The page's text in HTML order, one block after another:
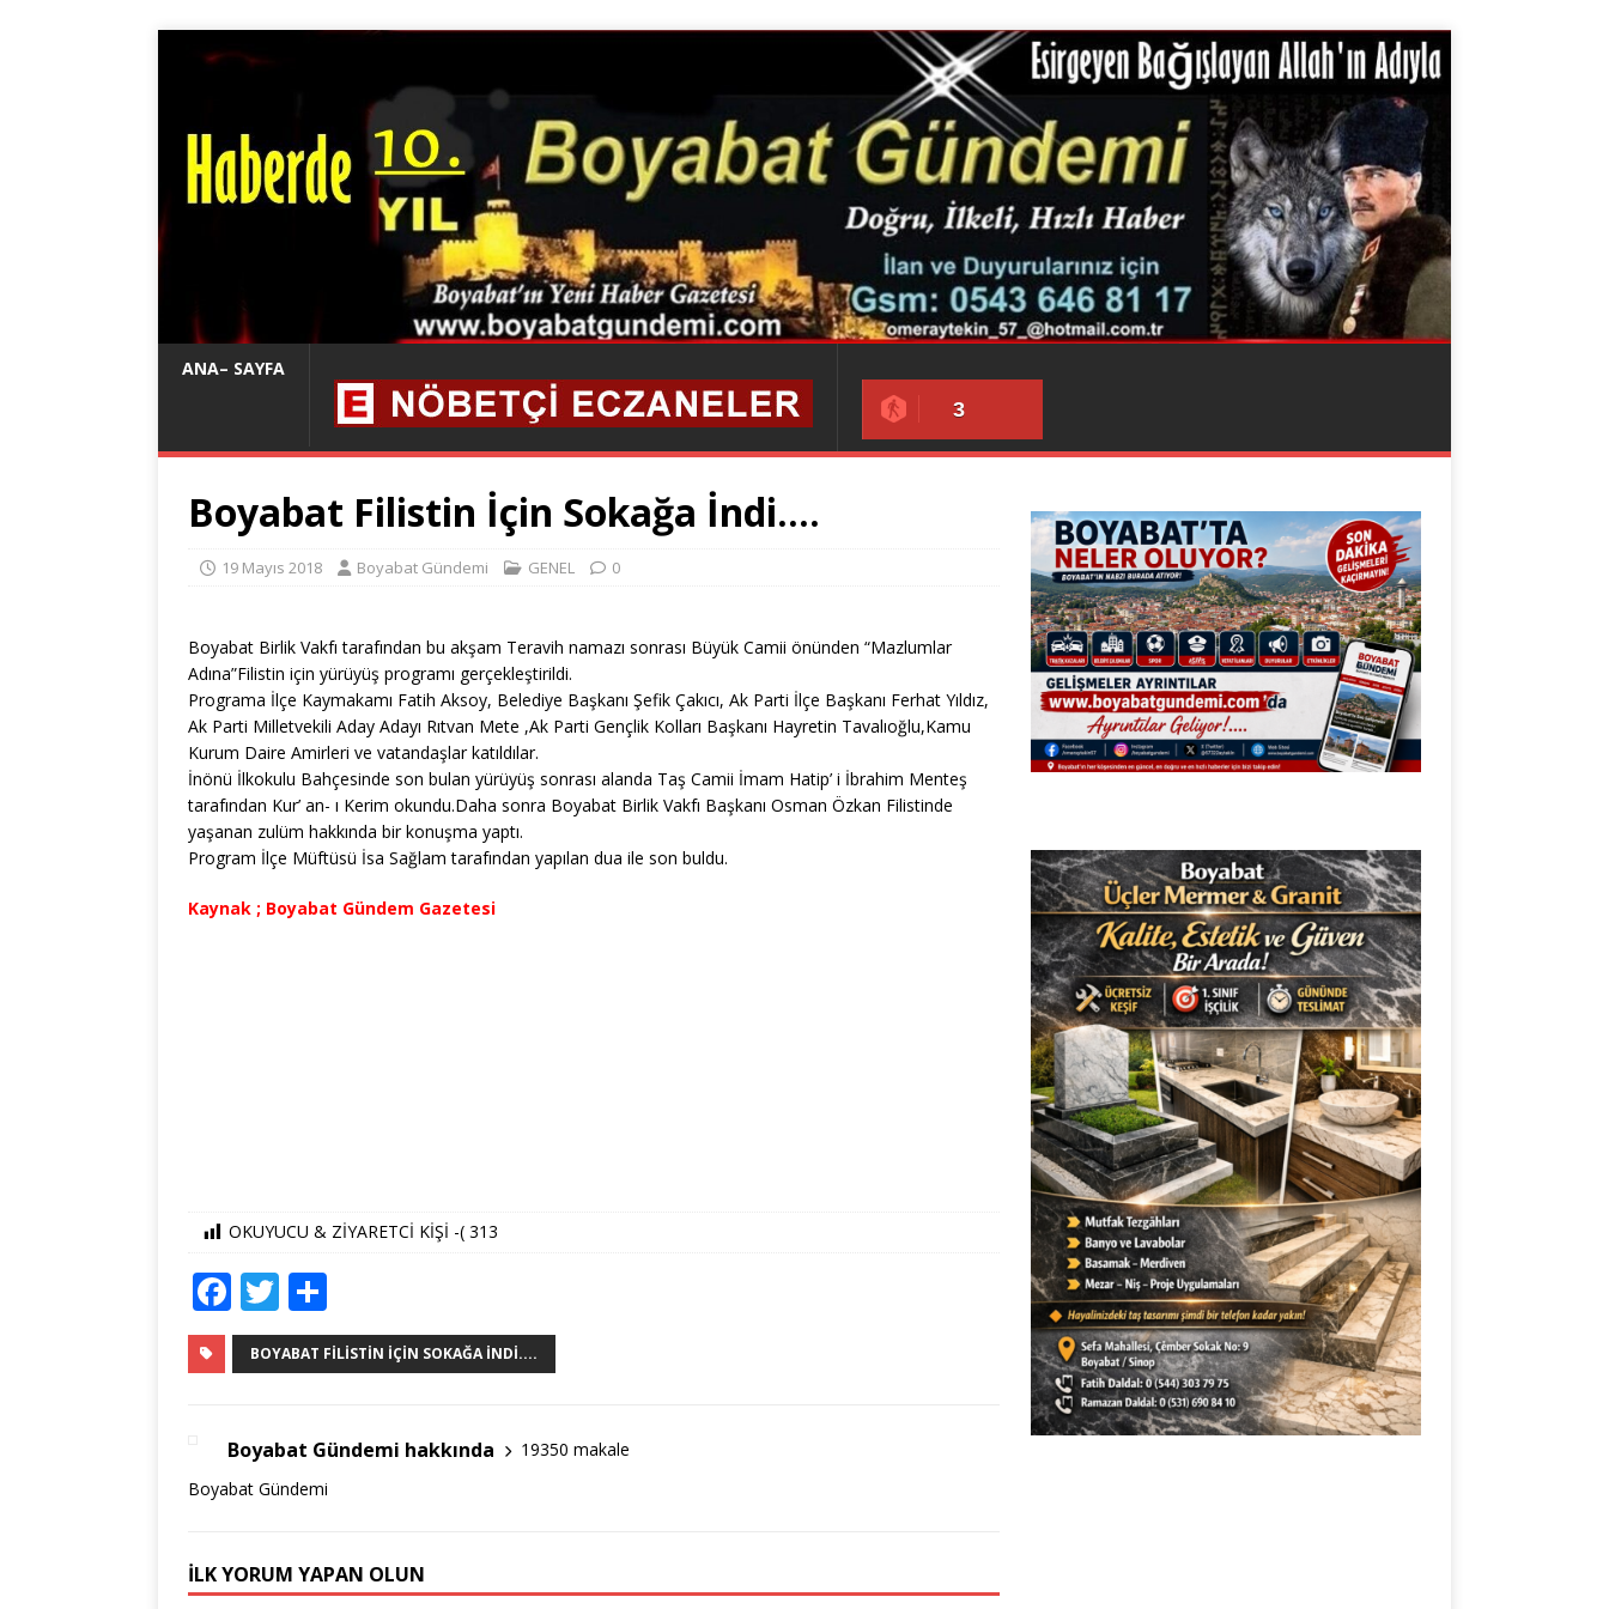
ANA– SAYFA
3
Boyabat Filistin İçin Sokağa İndi….
19 Mayıs 2018 Boyabat Gündemi GENEL 0
Boyabat Birlik Vakfı tarafından bu akşam Teravih namazı sonrası Büyük Camii önünden “Mazlumlar
Adına”Filistin için yürüyüş programı gerçekleştirildi.
Programa İlçe Kaymakamı Fatih Aksoy, Belediye Başkanı Şefik Çakıcı, Ak Parti İlçe Başkanı Ferhat Yıldız,
Ak Parti Milletvekili Aday Adayı Rıtvan Mete ,Ak Parti Gençlik Kolları Başkanı Hayretin Tavalıoğlu,Kamu
Kurum Daire Amirleri ve vatandaşlar katıldılar.
İnönü İlkokulu Bahçesinde son bulan yürüyüş sonrası alanda Taş Camii İmam Hatip’ i İbrahim Menteş
tarafından Kur’ an- ı Kerim okundu.Daha sonra Boyabat Birlik Vakfı Başkanı Osman Özkan Filistinde
yaşanan zulüm hakkında bir konuşma yaptı.
Program İlçe Müftüsü İsa Sağlam tarafından yapılan dua ile son buldu.
Kaynak ; Boyabat Gündem Gazetesi
OKUYUCU & ZİYARETCİ KİŞİ -( 313
F
a
c
b
o
k
T
w
it
r
h
ar
BOYABAT FILISTIN İÇIN SOKAĞA İNDI....
Boyabat Gündemi hakkında
19350 makale
Boyabat Gündemi
İLK YORUM YAPAN OLUN